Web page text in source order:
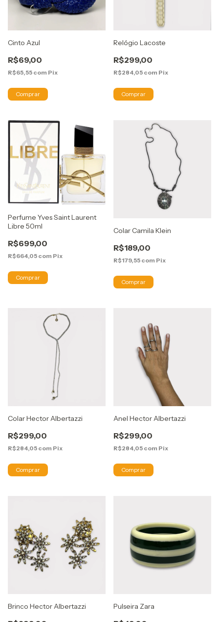
Cinto Azul
R$69,00
R$65,55 com Pix
Relógio Lacoste
R$299,00
R$284,05 com Pix
Perfume Yves Saint Laurent
Libre 50ml
R$699,00
R$664,05 com Pix
Colar Camila Klein
R$189,00
R$179,55 com Pix
Colar Hector Albertazzi
R$299,00
R$284,05 com Pix
Anel Hector Albertazzi
R$299,00
R$284,05 com Pix
Brinco Hector Albertazzi Pulseira Zara